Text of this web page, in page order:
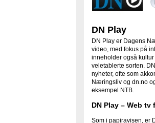
DN Play
DN Play er Dagens
video, med fokus på
inneholder også
veletablerte sorten.
nyheter, ofte som
Næringsliv og dn.no
eksempel NTB.
DN Play – Web
Som i papiravisen, er